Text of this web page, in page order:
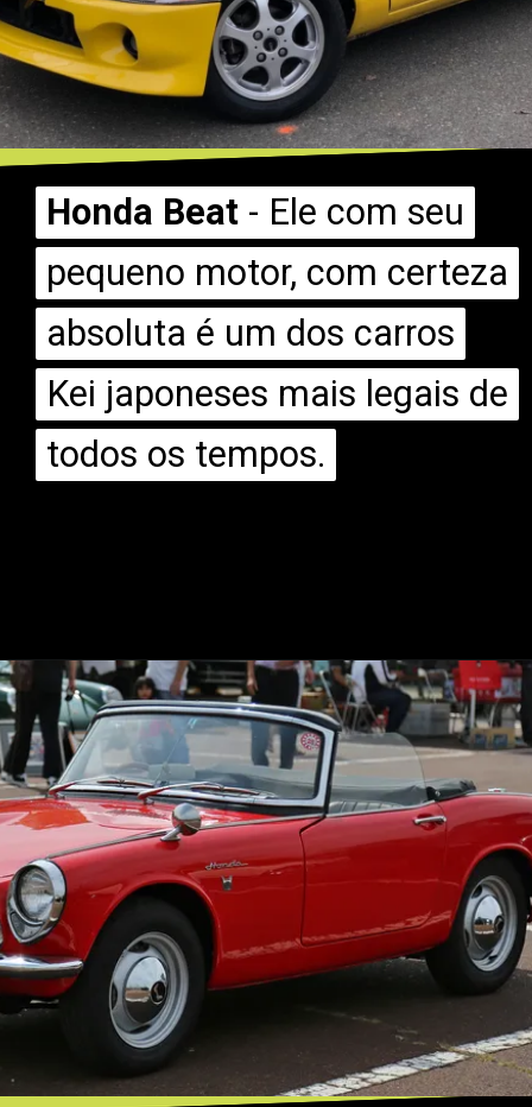
Honda Beat - Ele com seu
pequeno motor, com certeza
absoluta é um dos carros
Kei japoneses mais legais de
todos os tempos.
Honda Beat - Ele com seu
pequeno motor, com certeza
absoluta é um dos carros
Kei japoneses mais legais de
todos os tempos.
Opening https://mundofixa.com.br/8-carros-esportivos-japoneses-que-voce-iria-gostar-de-ter-na-garagem/